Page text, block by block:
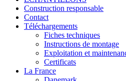
Construction responsable
Contact
Téléchargements
Fiches techniques
Instructions de montage
Exploitation et
Certificats
La France